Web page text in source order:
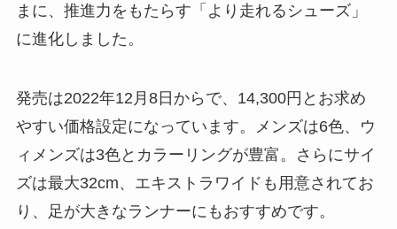
まに、推進力をもたらす「より走れるシューズ」
に進化しました。
発売は2022年12月8日からで、14,300円とお求め
やすい価格設定になっています。メンズは6色、ウ
ィメンズは3色とカラーリングが豊富。さらにサイ
ズは最大32cm、エキストラワイドも用意されてお
り、足が大きなランナーにもおすすめです。